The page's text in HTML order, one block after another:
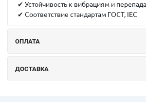
✔ Устойчивость к вибрациям и
✔ Соответствие стандартам ГОСТ, IEC
ОПЛАТА
ДОСТАВКА